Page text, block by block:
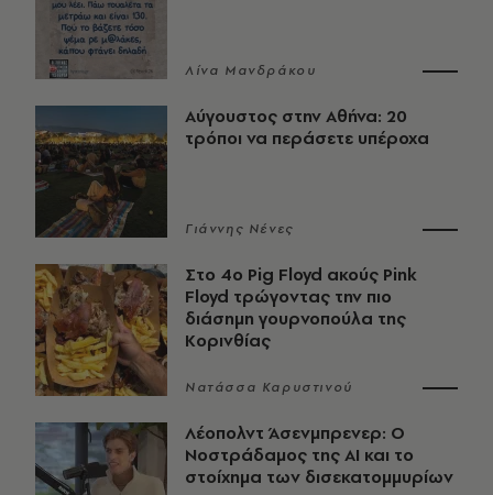
Λίνα Μανδράκου
Αύγουστος στην Αθήνα: 20
τρόποι να περάσετε υπέροχα
Γιάννης Νένες
Στο 4ο Pig Floyd ακούς Pink
Floyd τρώγοντας την πιο
διάσημη γουρνοπούλα της
Κορινθίας
Νατάσσα Καρυστινού
Λέοπολντ Άσενμπρενερ: Ο
Νοστράδαμος της AI και το
στοίχημα των δισεκατομμυρίων